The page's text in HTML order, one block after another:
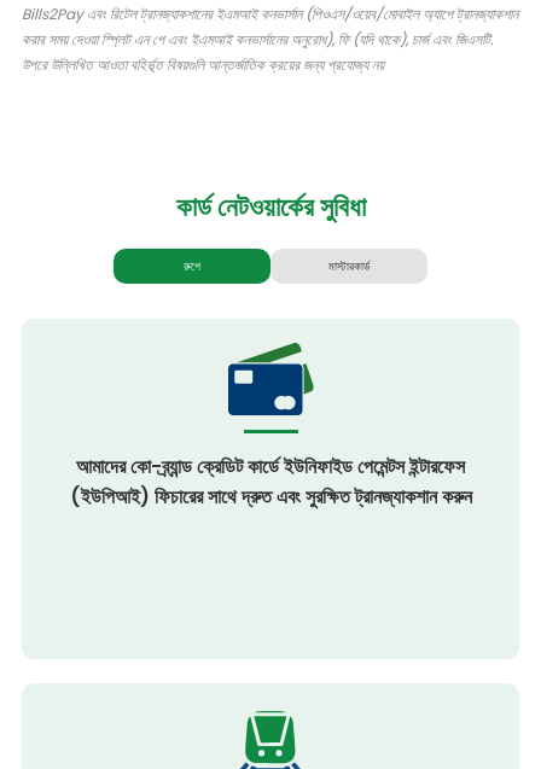
Bills2Pay এবং রিটেল ট্রানজ্যাকশানের ইএমআই কনভার্সান (পিওএস/ওয়েব/মোবাইল অ্যাপে ট্রানজ্যাকশান
করার সময় দেওয়া স্প্লিট এন পে এবং ইএমআই কনভার্সানের অনুরোধ), ফি (যদি থাকে), চার্জ এবং জিএসটি.
উপরে উল্লিখিত আওতা বহির্ভূত বিষয়গুলি আন্তর্জাতিক ক্রয়ের জন্য প্রযোজ্য নয়
কার্ড নেটওয়ার্কেরসুবিধা
রুপে মাস্টারকার্ড
আমাদের কো-ব্র্যান্ড ক্রেডিট কার্ডে ইউনিফাইড পেমেন্টস ইন্টারফেস
(ইউপিআই) ফিচারের সাথে দ্রুত এবং সুরক্ষিত ট্রানজ্যাকশান করুন